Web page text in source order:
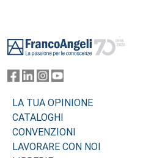
LA TUA OPINIONE
CATALOGHI
CONVENZIONI
LAVORARE CON NOI